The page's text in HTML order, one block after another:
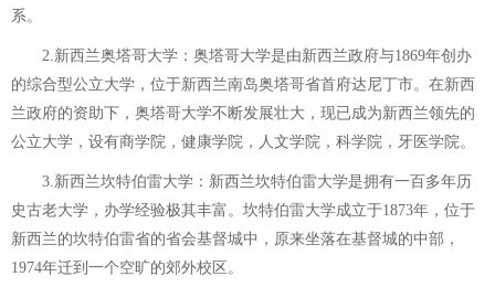
系。
2.新西兰奥塔哥大学：奥塔哥大学是由新西兰政府与1869年创办
的综合型公立大学，位于新西兰南岛奥塔哥省首府达尼丁市。在新西
兰政府的资助下，奥塔哥大学不断发展壮大，现已成为新西兰领先的
公立大学，设有商学院，健康学院，人文学院，科学院，牙医学院。
3.新西兰坎特伯雷大学：新西兰坎特伯雷大学是拥有一百多年历
史古老大学，办学经验极其丰富。坎特伯雷大学成立于1873年，位于
新西兰的坎特伯雷省的省会基督城中，原来坐落在基督城的中部，
1974年迁到一个空旷的郊外校区。